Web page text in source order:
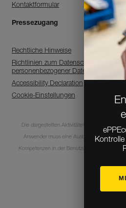
Kontaktformular
Pressezugang
Rechtliche Hinweise
Richtlinien zum Datenschutz, zur
personenbezogener Daten
Accessibility Declaration
Cookie-Einstellungen
Die dargestellten Aktivitäten sind mit Risiken
Anwender muss eine Ausbildung absolviert
Kompetenzen in der Benutzung der
© 1995-2026